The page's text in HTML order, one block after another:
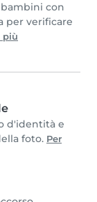
bambini con
per verificare
più
d'identità e
foto. Per